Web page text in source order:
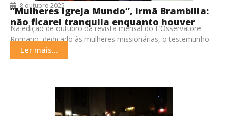
8 outubro 2025
“Mulheres Igreja Mundo”, irmã Brambilla:
não ficarei tranquila enquanto houver
quem sofra
Na edição de outubro da revista mensal do L’Osservatore
Romano, dedicado às mulheres missionárias, o testemunho
da irmã Simona Brambilla, nomeada em janeiro prefeita
Ler mais...